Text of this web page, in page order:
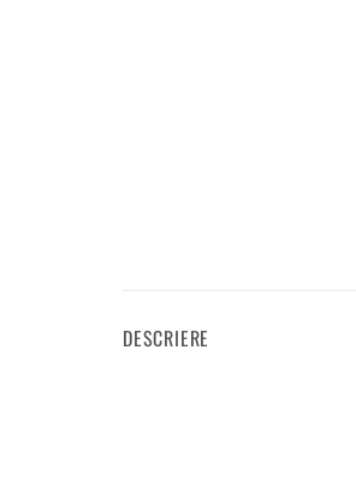
DESCRIERE